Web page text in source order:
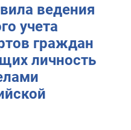
ведения
учета
граждан
личность